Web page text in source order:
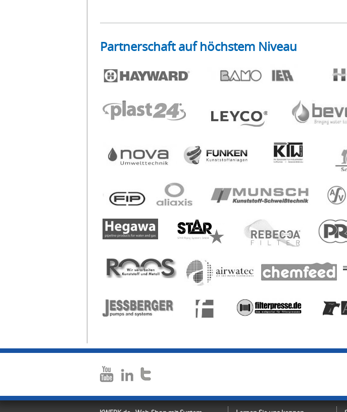
Partnerschaft auf höchstem Niveau